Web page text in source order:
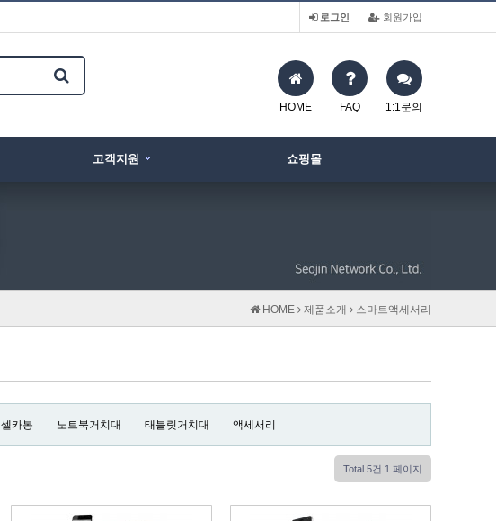
회원가입
로그인
HOME FAQ 1:1문의
고객지원
쇼핑몰
HOME 제품소개 스마트액세서리
셀카봉 노트북거치대 태블릿거치대 액세서리
Total 5건 1 페이지